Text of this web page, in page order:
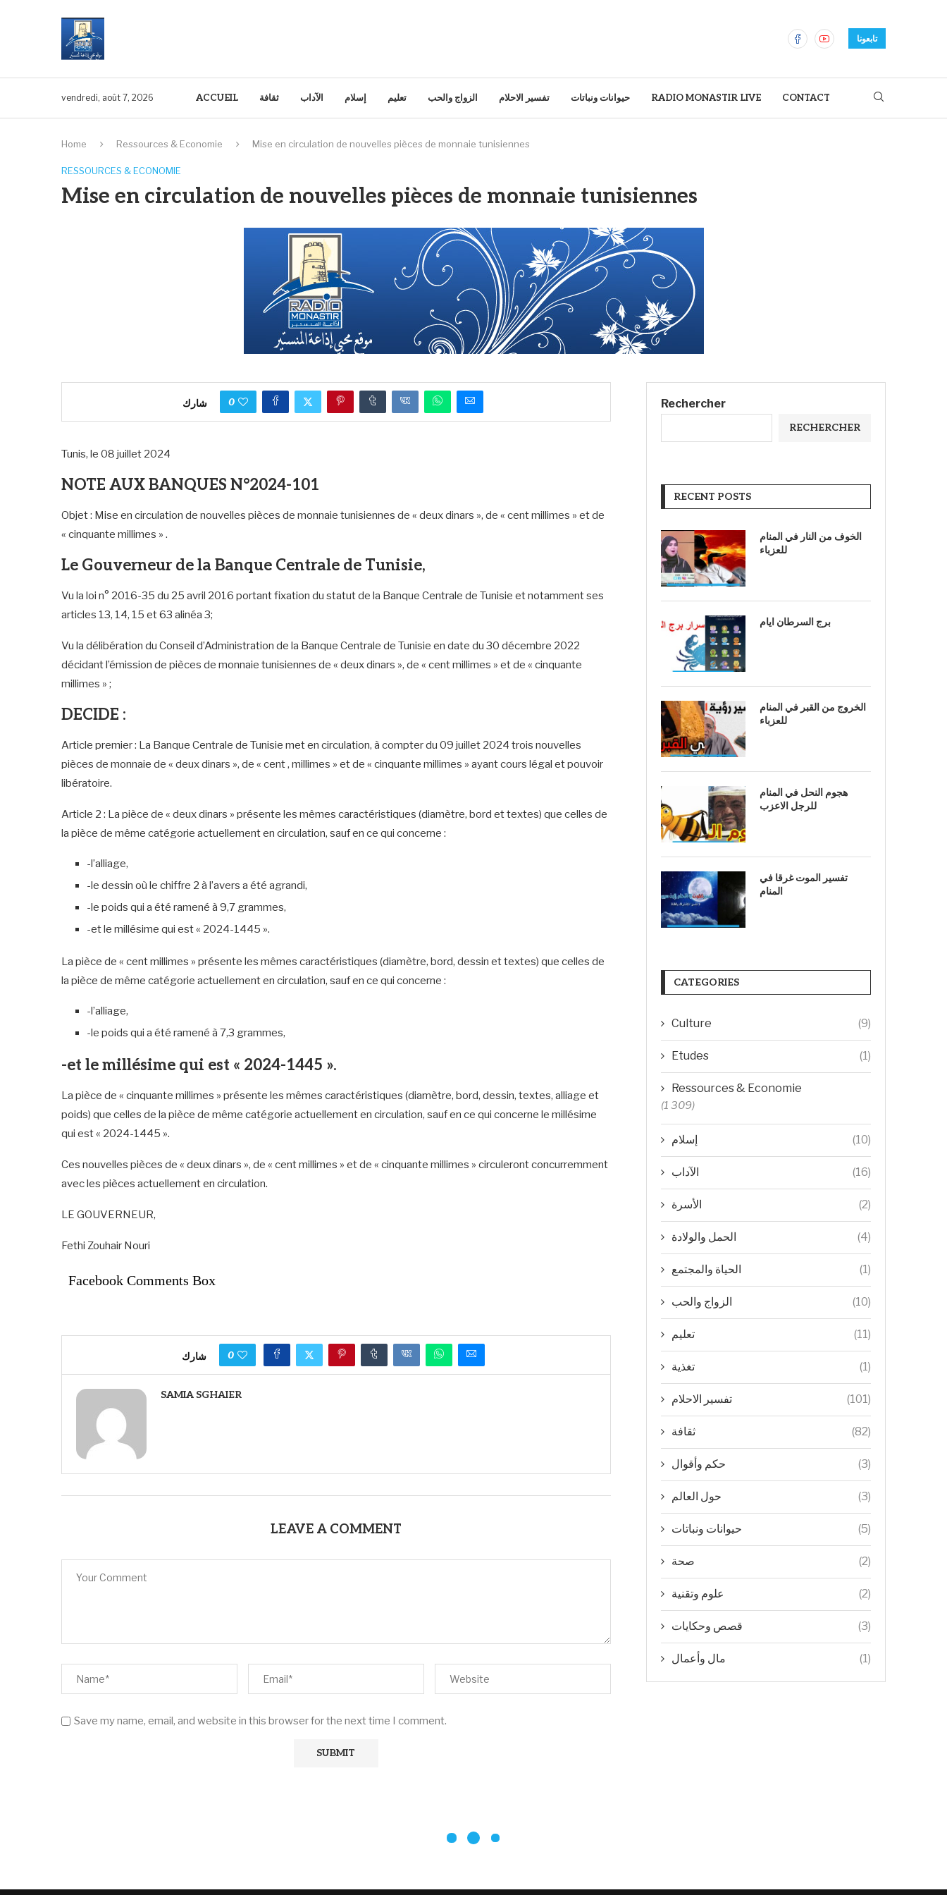
تابعونا
vendredi, août 7, 2026 ACCUEIL ثقافة الآداب إسلام تعليم الزواج والحب تفسير الاحلام حيوانات ونباتات RADIO MONASTIR LIVE CONTACT
Home Ressources & Economie Mise en circulation de nouvelles pièces de monnaie tunisiennes
RESSOURCES & ECONOMIE
Mise en circulation de nouvelles pièces de monnaie tunisiennes
شارك 0
Tunis, le 08 juillet 2024
NOTE AUX BANQUES N°2024-101
Objet : Mise en circulation de nouvelles pièces de monnaie tunisiennes de « deux dinars », de « cent millimes » et de
« cinquante millimes » .
Le Gouverneur de la Banque Centrale de Tunisie,
Vu la loi n° 2016-35 du 25 avril 2016 portant fixation du statut de la Banque Centrale de Tunisie et notamment ses
articles 13, 14, 15 et 63 alinéa 3;
Vu la délibération du Conseil d’Administration de la Banque Centrale de Tunisie en date du 30 décembre 2022
décidant l’émission de pièces de monnaie tunisiennes de « deux dinars », de « cent millimes » et de « cinquante
millimes » ;
DECIDE :
Article premier : La Banque Centrale de Tunisie met en circulation, à compter du 09 juillet 2024 trois nouvelles
pièces de monnaie de « deux dinars », de « cent , millimes » et de « cinquante millimes » ayant cours légal et pouvoir
libératoire.
Article 2 : La pièce de « deux dinars » présente les mêmes caractéristiques (diamètre, bord et textes) que celles de
la pièce de même catégorie actuellement en circulation, sauf en ce qui concerne :
-l’alliage,
-le dessin où le chiffre 2 à l’avers a été agrandi,
-le poids qui a été ramené à 9,7 grammes,
-et le millésime qui est « 2024-1445 ».
La pièce de « cent millimes » présente les mêmes caractéristiques (diamètre, bord, dessin et textes) que celles de
la pièce de même catégorie actuellement en circulation, sauf en ce qui concerne :
-l’alliage,
-le poids qui a été ramené à 7,3 grammes,
-et le millésime qui est « 2024-1445 ».
La pièce de « cinquante millimes » présente les mêmes caractéristiques (diamètre, bord, dessin, textes, alliage et
poids) que celles de la pièce de même catégorie actuellement en circulation, sauf en ce qui concerne le millésime
qui est « 2024-1445 ».
Ces nouvelles pièces de « deux dinars », de « cent millimes » et de « cinquante millimes » circuleront concurremment
avec les pièces actuellement en circulation.
LE GOUVERNEUR,
Fethi Zouhair Nouri
Facebook Comments Box
شارك 0
SAMIA SGHAIER
LEAVE A COMMENT
Save my name, email, and website in this browser for the next time I comment.
Rechercher
RECHERCHER
RECENT POSTS
الخوف من النار في المنام
للعزباء
برج السرطان ايام
الخروج من القبر في المنام
للعزباء
هجوم النحل في المنام
للرجل الاعزب
تفسير الموت غرقا في
المنام
CATEGORIES
Culture (9)
Etudes (1)
Ressources & Economie
(1 309)
إسلام (10)
الآداب (16)
الأسرة (2)
الحمل والولادة (4)
الحياة والمجتمع (1)
الزواج والحب (10)
تعليم (11)
تغذية (1)
تفسير الاحلام (101)
ثقافة (82)
حكم وأقوال (3)
حول العالم (3)
حيوانات ونباتات (5)
صحة (2)
علوم وتقنية (2)
قصص وحكايات (3)
مال وأعمال (1)